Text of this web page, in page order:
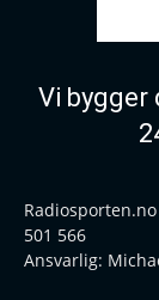
Vi bygger
501 566
Ansvarlig: